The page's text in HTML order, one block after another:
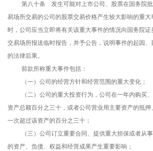
第八十条 发生可能对上市公司、股票在国务院
易场所交易的公司的股票交易价格产生较大影响的重
时，公司应当立即将有关该重大事件的情况向国务院
交易场所报送临时报告，并予公告，说明事件的起因
的法律后果。
前款所称重大事件包括：
（一）公司的经营方针和经营范围的重大变化；
（二）公司的重大投资行为，公司在一年内购买
资产总额百分之三十，或者公司营业用主要资产的抵
一次超过该资产的百分之三十；
（三）公司订立重要合同、提供重大担保或者从
的资产、负债、权益和经营成果产生重要影响；